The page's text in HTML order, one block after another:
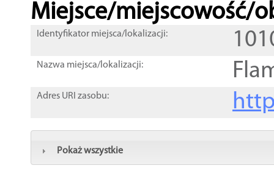
Miejsce/miejscowość/
Identyfikator miejsca/lokalizacji:
Nazwa miejsca/lokalizacji:
Adres URI zasobu:
Pokaż wszystkie